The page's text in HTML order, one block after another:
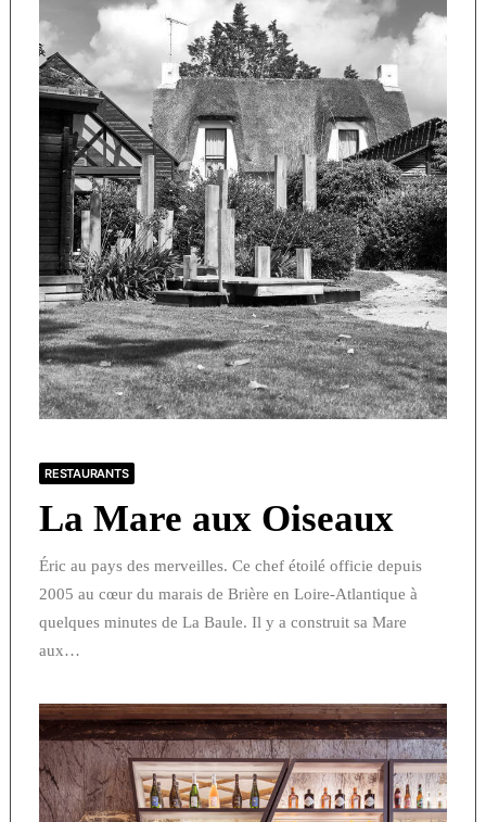
RESTAURANTS
La Mare aux Oiseaux
Éric au pays des merveilles. Ce chef étoilé officie depuis
2005 au cœur du marais de Brière en Loire-Atlantique à
quelques minutes de La Baule. Il y a construit sa Mare
aux…